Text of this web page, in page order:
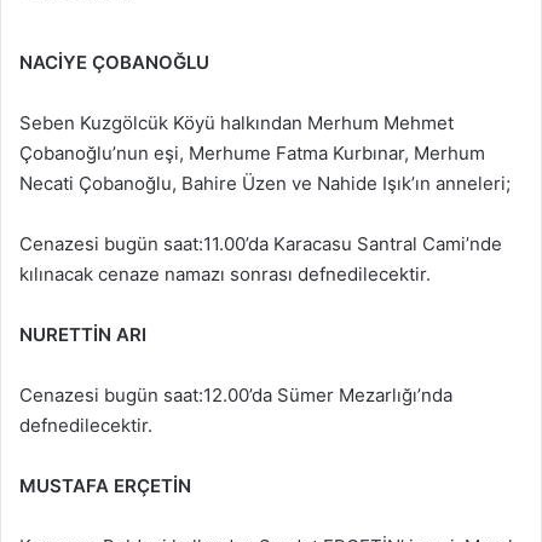
NACİYE ÇOBANOĞLU
Seben Kuzgölcük Köyü halkından Merhum Mehmet
Çobanoğlu’nun eşi, Merhume Fatma Kurbınar, Merhum
Necati Çobanoğlu, Bahire Üzen ve Nahide Işık’ın anneleri;
Cenazesi bugün saat:11.00’da Karacasu Santral Cami’nde
kılınacak cenaze namazı sonrası defnedilecektir.
NURETTİN ARI
Cenazesi bugün saat:12.00’da Sümer Mezarlığı’nda
defnedilecektir.
MUSTAFA ERÇETİN